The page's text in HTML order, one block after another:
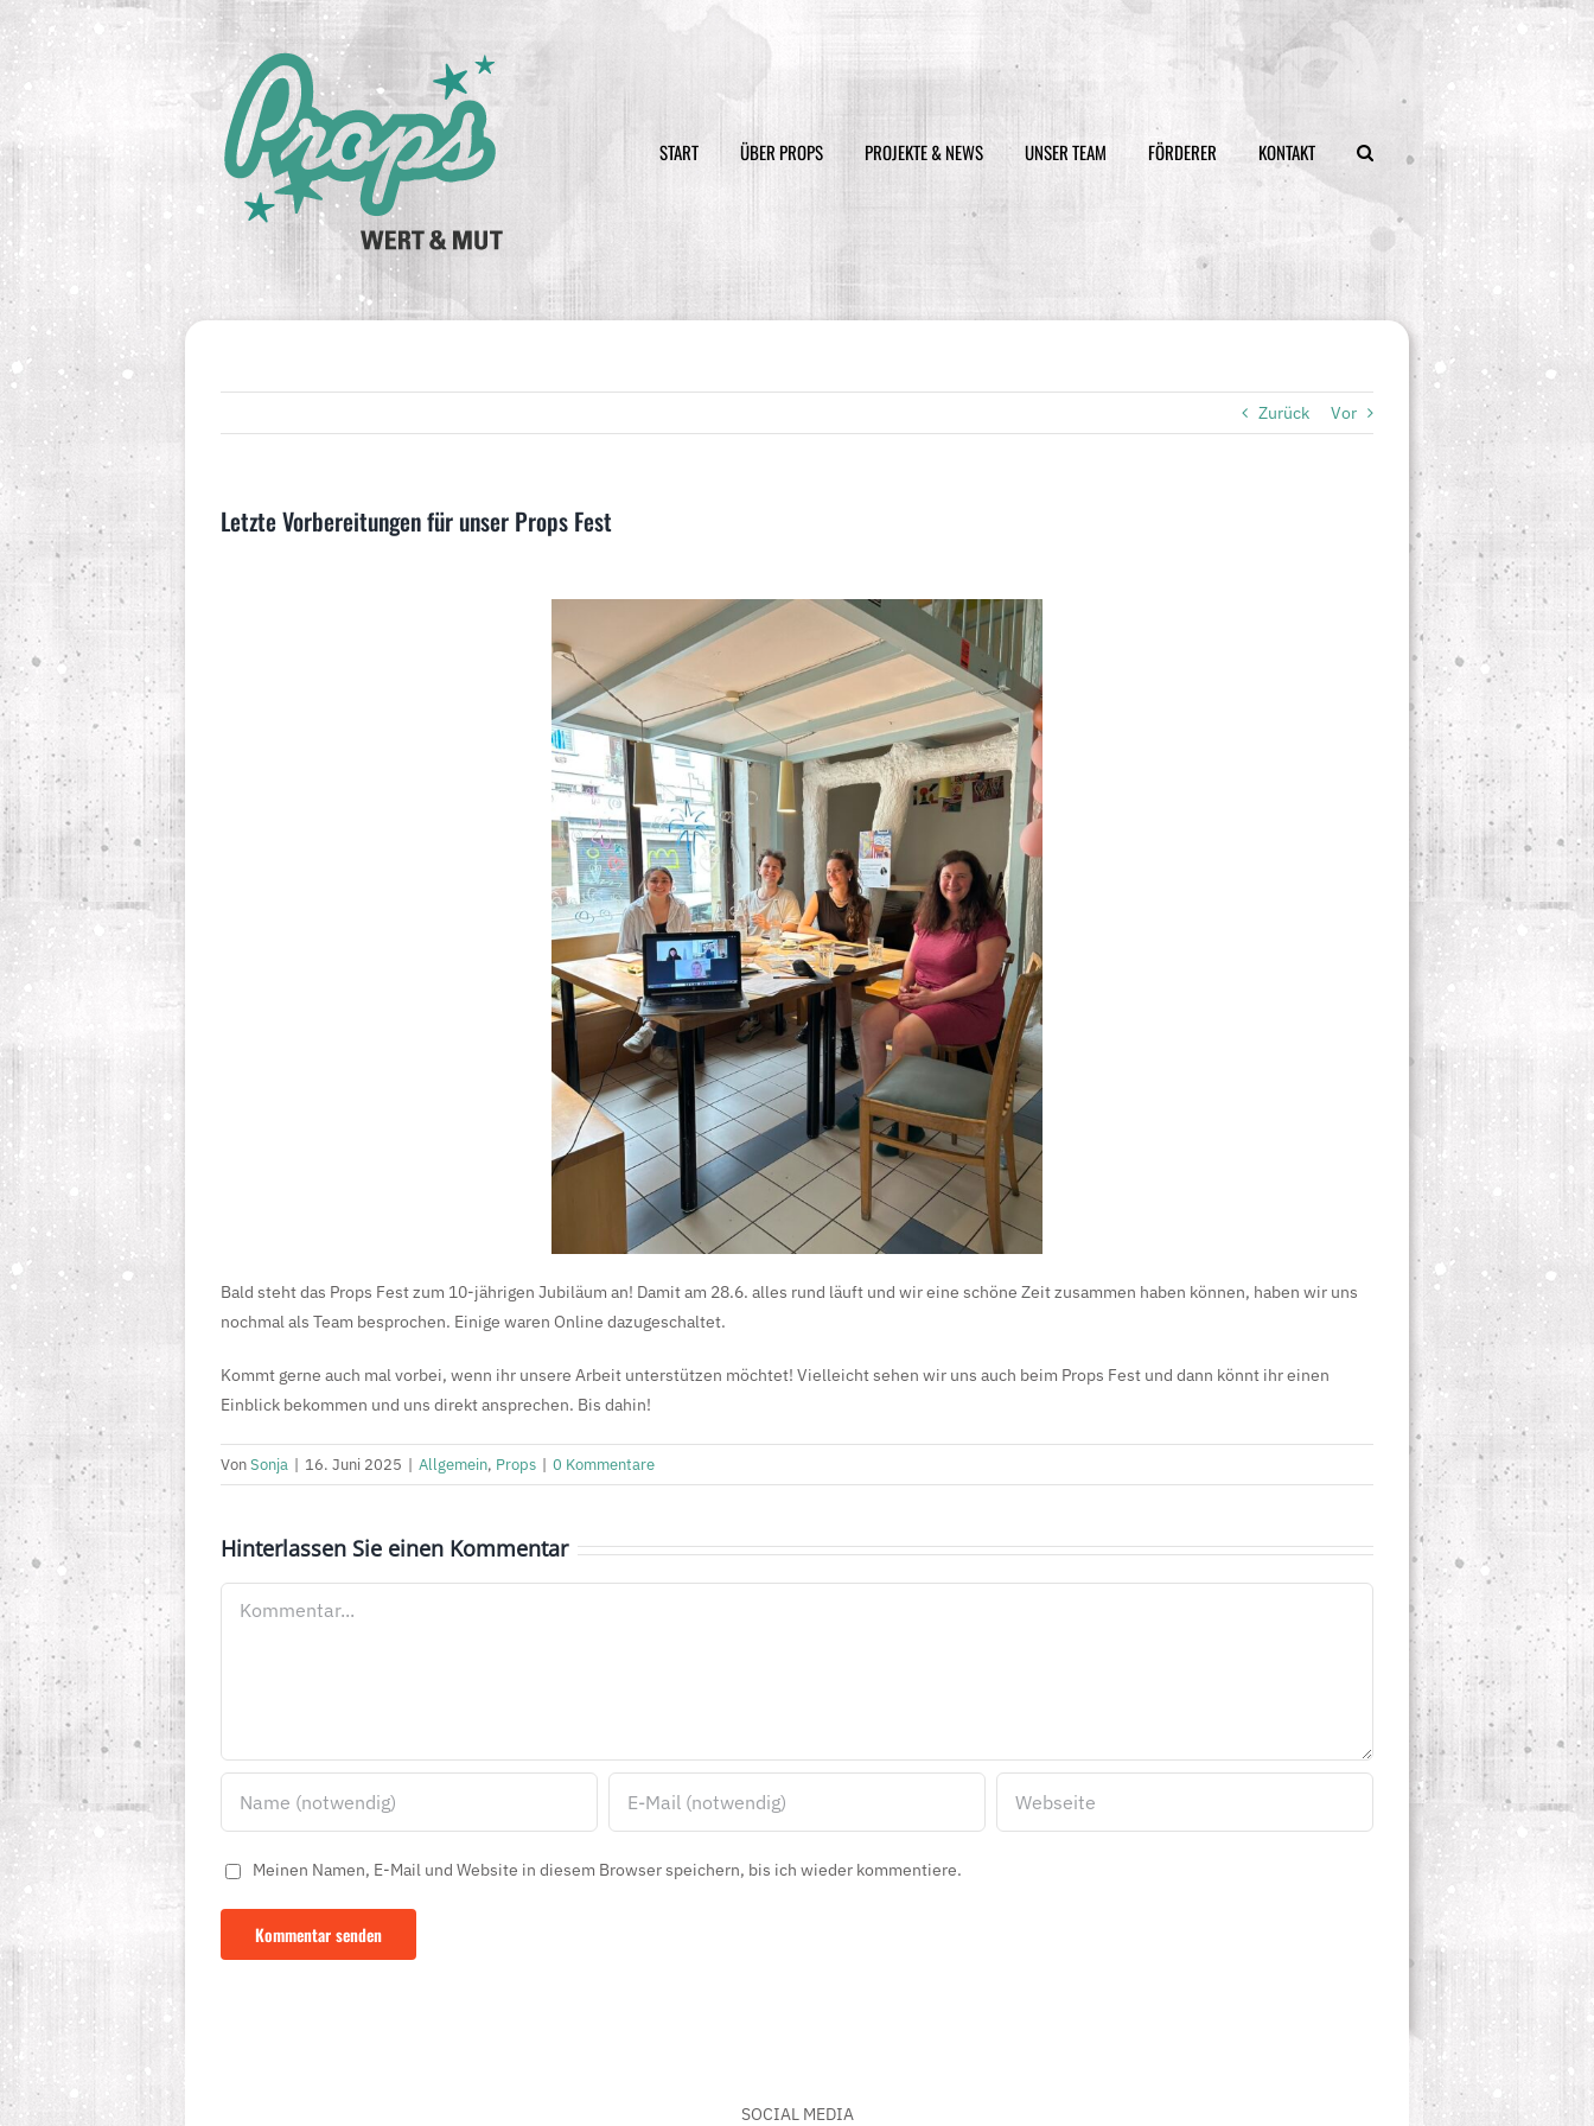
Inhalt
springen
START ÜBER PROPS PROJEKTE & NEWS UNSER TEAM FÖRDERER KONTAKT
Zurück Vor
Letzte Vorbereitungen für unser Props Fest
Bald steht das Props Fest zum 10-jährigen Jubiläum an! Damit am 28.6. alles rund läuft und wir eine schöne Zeit zusammen haben können, haben wir uns
nochmal als Team besprochen. Einige waren Online dazugeschaltet.
Kommt gerne auch mal vorbei, wenn ihr unsere Arbeit unterstützen möchtet! Vielleicht sehen wir uns auch beim Props Fest und dann könnt ihr einen
Einblick bekommen und uns direkt ansprechen. Bis dahin!
VonSonja | 16. Juni 2025 | Allgemein, Props | 0 Kommentare
Hinterlassen Sie einen Kommentar
Meinen Namen, E-Mail und Website in diesem Browser speichern, bis ich wieder kommentiere.
SOCIAL MEDIA